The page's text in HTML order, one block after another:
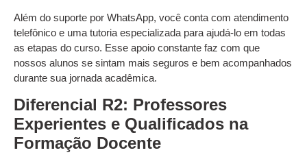
Além do suporte por WhatsApp, você conta com atendimento
telefônico e uma tutoria especializada para ajudá-lo em todas
as etapas do curso. Esse apoio constante faz com que
nossos alunos se sintam mais seguros e bem acompanhados
durante sua jornada acadêmica.
Diferencial R2: Professores
Experientes e Qualificados na
Formação Docente